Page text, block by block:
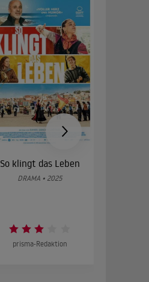
So klingt das Leben
DRAMA • 2025
prisma-Redaktion